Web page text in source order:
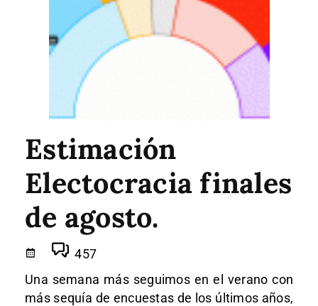
Estimación
Electocracia finales
de agosto.
457
Una semana más seguimos en el verano con
más sequía de encuestas de los últimos años,